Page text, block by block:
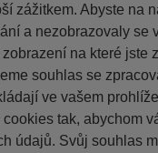
zážitkem. Abyste na
a nezobrazovaly se
na které jste
souhlas se
ve vašem
tak, abychom
údajů. Svůj souhlas